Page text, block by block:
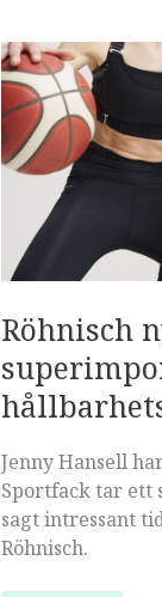
träning
som
nyårslöfte
–
det
här
bör
handeln
bunkra
upp
med
Röhnisch
Jenny Hansell
Sportfack tar ett
sagt intressant
Röhnisch.